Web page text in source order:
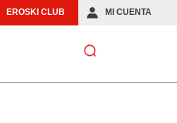
EROSKI CLUB MI CUENTA